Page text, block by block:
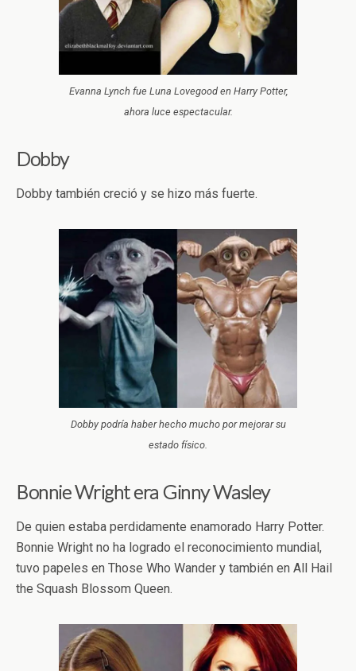
Evanna Lynch fue Luna Lovegood en Harry Potter,
ahora luce espectacular.
Dobby
Dobby también creció y se hizo más fuerte.
Dobby podría haber hecho mucho por mejorar su
estado físico.
Bonnie Wright era Ginny Wasley
De quien estaba perdidamente enamorado Harry Potter.
Bonnie Wright no ha logrado el reconocimiento mundial,
tuvo papeles en Those Who Wander y también en All Hail
the Squash Blossom Queen.